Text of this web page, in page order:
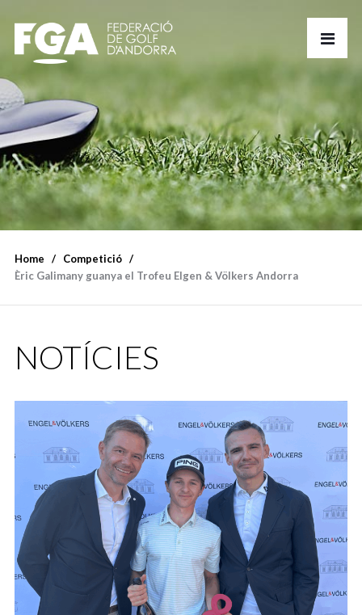
Home
Competició
Èric Galimany guanya el Trofeu Elgen & Völkers Andorra
NOTÍCIES